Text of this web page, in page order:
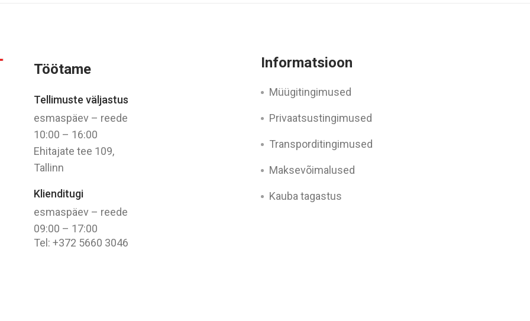
Töötame
Tellimuste väljastus
esmaspäev – reede
10:00 – 16:00
Ehitajate tee 109,
Tallinn
Klienditugi
esmaspäev – reede
09:00 – 17:00
Tel: +372 5660 3046
Informatsioon
Müügitingimused
Privaatsustingimused
Transporditingimused
Maksevõimalused
Kauba tagastus